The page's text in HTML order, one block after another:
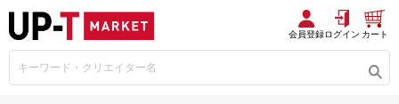
会員登録ログイン カート